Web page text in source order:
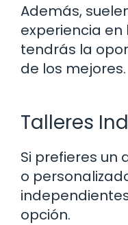
Además,
experiencia en
tendrás la
de los mejores.
Talleres
Si prefieres un
o
opción.